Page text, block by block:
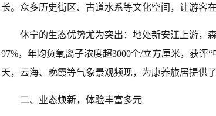
长。众多历史街区、古道水系等文化空间，让游客
休宁的生态优势尤为突出：地处新安江上游，
97%，年均负氧离子浓度超3000个/立方厘米，获评
天，云海、晚霞等气象景观频现，为康养旅居提供了
二、业态焕新，体验丰富多元